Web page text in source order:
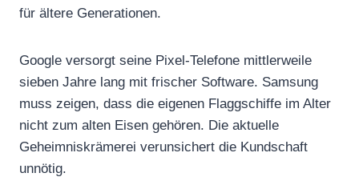
für ältere Generationen.
Google versorgt seine Pixel-Telefone mittlerweile
sieben Jahre lang mit frischer Software. Samsung
muss zeigen, dass die eigenen Flaggschiffe im Alter
nicht zum alten Eisen gehören. Die aktuelle
Geheimniskrämerei verunsichert die Kundschaft
unnötig.